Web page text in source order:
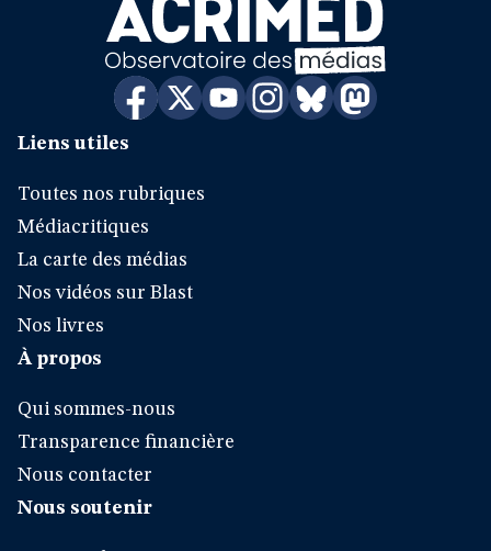
Liens utiles
Toutes nos rubriques
Médiacritiques
La carte des médias
Nos vidéos sur Blast
Nos livres
À propos
Qui sommes-nous
Transparence financière
Nous contacter
Nous soutenir